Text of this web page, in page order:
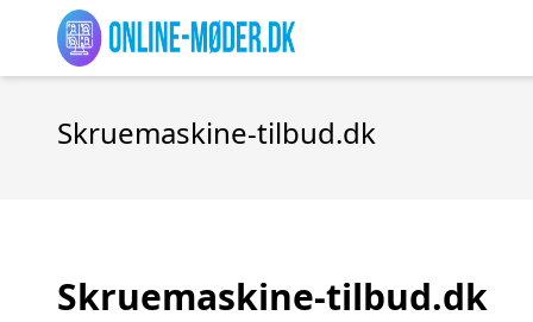
Skruemaskine-tilbud.dk
Skruemaskine-tilbud.dk